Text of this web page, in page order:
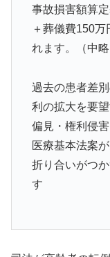
事故損害額算
＋葬儀費150
れます。（中略
過去の患者差
利の拡大を要
偏見・権利侵
医療基本法案
折り合いがつ
す